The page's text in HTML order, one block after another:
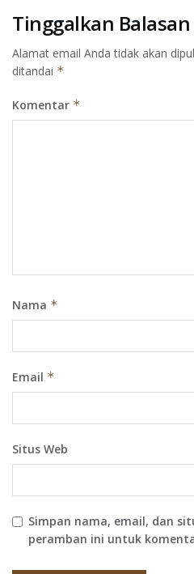
Tinggalkan Balasan
Alamat email Anda tidak akan
ditandai *
Komentar *
Nama *
Email *
Situs Web
Simpan nama, email, dan
peramban ini untuk